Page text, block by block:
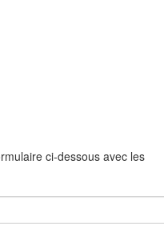
ci-dessous avec les